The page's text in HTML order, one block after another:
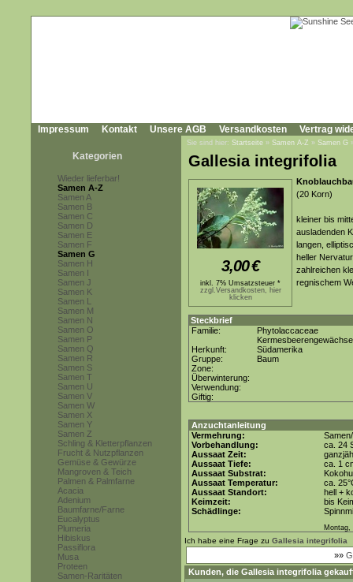
Impressum Kontakt Unsere AGB Versandkosten Vertrag
Kategorien
Wieder lieferbar!
Samen A-Z
Samen A
Samen B
Samen C
Samen D
Samen E
Samen F
Samen G
Samen H
Samen I
Samen J
Samen K
Samen L
Samen M
Samen N
Samen O
Samen P
Samen Q
Samen R
Samen S
Samen T
Samen U
Samen V
Samen W
Samen X
Samen Y
Samen Z
Schling & Kletterpflanzen
Frucht & Nutzpflanzen
Gemüse & Gewürze
Mangroven & Teich
Palmen & Palmfarne
Acacia
Adenium
Baumfarne/Farne
Eucalyptus
Plumeria
Hibiskus
Passiflora
Musa
Proteen
Samen-Raritäten
Sie sind hier: Startseite » Samen A-Z » Samen G
Gallesia integrifolia
3,00€
inkl. 7% Umsatzsteuer *
zzgl.Versandkosten, hier
klicken
(20 Korn)
kleiner bis
ausladenden
langen,
heller
zahlreichen
regnischem
Steckbrief
Familie:
Phytolaccaceae
Kermesbeerengewächse
Herkunft:
Südamerika
Gruppe:
Baum
Zone:
Überwinterung:
Verwendung:
Giftig:
Anzuchtanleitung
Vermehrung:
Vorbehandlung:
ca. 24
Aussaat Zeit:
Aussaat Tiefe:
ca. 1
Aussaat Substrat:
Aussaat Temperatur:
ca.
Aussaat Standort:
hell +
Keimzeit:
bis
Schädlinge:
Montag,
Ich habe eine Frage zu Gallesia integrifolia
»»
Kunden, die Gallesia integrifolia